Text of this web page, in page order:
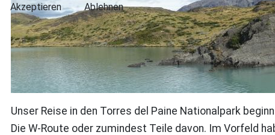
Unser Reise in den Torres del Paine Nationalpark
Die W-Route oder zumindest Teile davon. Im Vorfeld
Akzeptieren Ablehnen